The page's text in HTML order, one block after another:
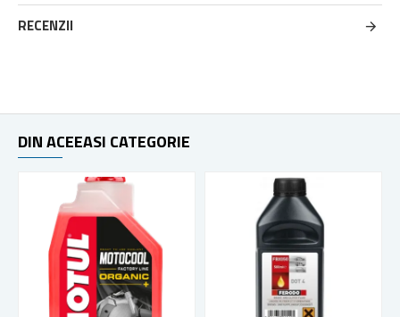
RECENZII
DIN ACEEASI CATEGORIE